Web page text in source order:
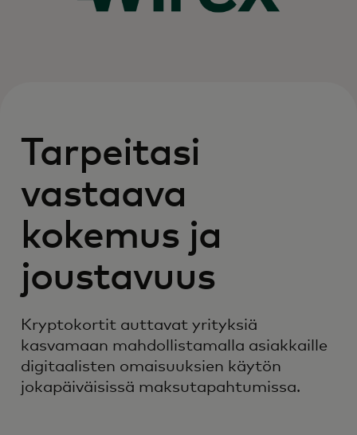
Tarpeitasi
vastaava
kokemus ja
joustavuus
Kryptokortit auttavat yrityksiä
kasvamaan mahdollistamalla asiakkaille
digitaalisten omaisuuksien käytön
jokapäiväisissä maksutapahtumissa.